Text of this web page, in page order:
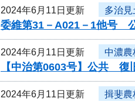
2024年6月11日更新 多治
委維第31－A021－1他号
2024年6月11日更新 中濃農
【中治第0603号】公共
2024年6月11日更新 揖斐農